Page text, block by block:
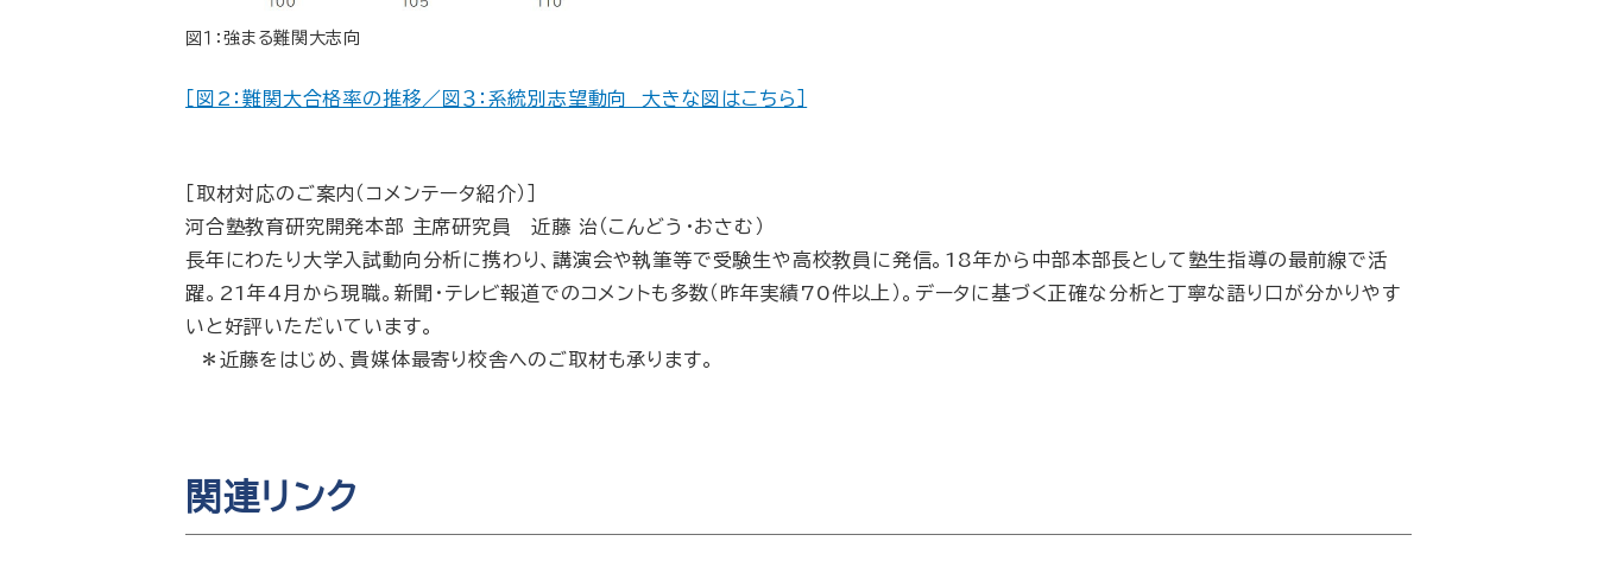
図１：強まる難関大志向
［図2：難関大合格率の推移／図３：系統別志望動向 大きな図はこちら］
［取材対応のご案内（コメンテータ紹介）］
河合塾教育研究開発本部 主席研究員 近藤 治（こんどう・おさむ）
長年にわたり大学入試動向分析に携わり、講演会や執筆等で受験生や高校教員に発信。18年から中部本部長として塾生指導の最前線で活
躍。21年4月から現職。新聞・テレビ報道でのコメントも多数（昨年実績70件以上）。データに基づく正確な分析と丁寧な語り口が分かりやす
いと好評いただいています。
＊近藤をはじめ、貴媒体最寄り校舎へのご取材も承ります。
関連リンク